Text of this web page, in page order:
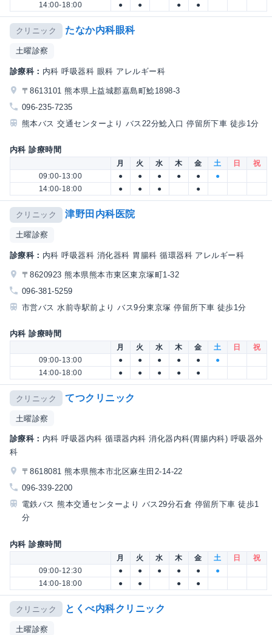
14:00-18:00 ● ● ● ●
クリニック たなか内科眼科
土曜診察
診療科： 内科 呼吸器科 眼科 アレルギー科
〒8613101 熊本県上益城郡嘉島町鯰1898-3
096-235-7235
熊本バス 交通センターより バス22分鯰入口 停留所下車 徒歩1分
内科 診療時間
月 火 水 木 金 土 日
祝
09:00-13:00
● ● ● ● ●
●
14:00-18:00
● ● ● ●
クリニック 津野田内科医院
土曜診察
診療科： 内科 呼吸器科 消化器科 胃腸科 循環器科 アレルギー科
〒8620923 熊本県熊本市東区東京塚町1-32
096-381-5259
市営バス 水前寺駅前より バス9分東京塚 停留所下車 徒歩1分
内科 診療時間
月 火 水 木 金 土 日
祝
09:00-13:00
● ● ● ● ●
●
14:00-18:00
● ● ● ● ●
クリニック てつクリニック
土曜診察
診療科： 内科 呼吸器内科 循環器内科 消化器内科(胃腸内科) 呼吸器外
科
〒8618081 熊本県熊本市北区麻生田2-14-22
096-339-2200
電鉄バス 熊本交通センターより バス29分石倉 停留所下車 徒歩1
分
内科 診療時間
月 火 水 木 金 土 日
祝
09:00-12:30
● ● ● ● ●
●
14:00-18:00
● ● ● ●
クリニック とくべ内科クリニック
土曜診察